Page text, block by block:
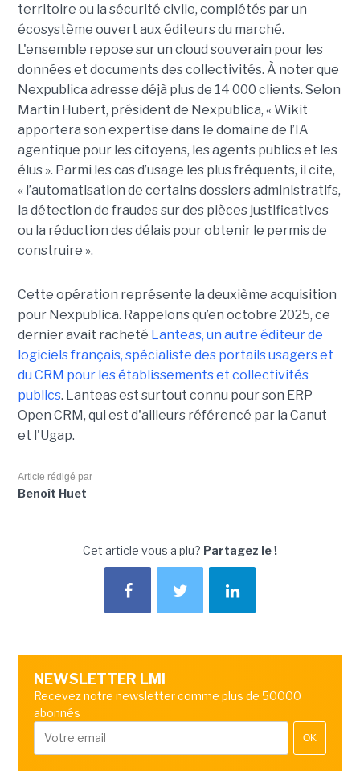
territoire ou la sécurité civile, complétés par un
écosystème ouvert aux éditeurs du marché.
L'ensemble repose sur un cloud souverain pour les
données et documents des collectivités. À noter que
Nexpublica adresse déjà plus de 14 000 clients. Selon
Martin Hubert, président de Nexpublica, « Wikit
apportera son expertise dans le domaine de l’IA
agentique pour les citoyens, les agents publics et les
élus ». Parmi les cas d’usage les plus fréquents, il cite,
« l’automatisation de certains dossiers administratifs,
la détection de fraudes sur des pièces justificatives
ou la réduction des délais pour obtenir le permis de
construire ».
Cette opération représente la deuxième acquisition
pour Nexpublica. Rappelons qu’en octobre 2025, ce
dernier avait racheté Lanteas, un autre éditeur de
logiciels français, spécialiste des portails usagers et
du CRM pour les établissements et collectivités
publics. Lanteas est surtout connu pour son ERP
Open CRM, qui est d'ailleurs référencé par la Canut
et l'Ugap.
Article rédigé par
Benoît Huet
Cet article vous a plu? Partagez le !
NEWSLETTER LMI
Recevez notre newsletter comme plus de 50000
abonnés
OK